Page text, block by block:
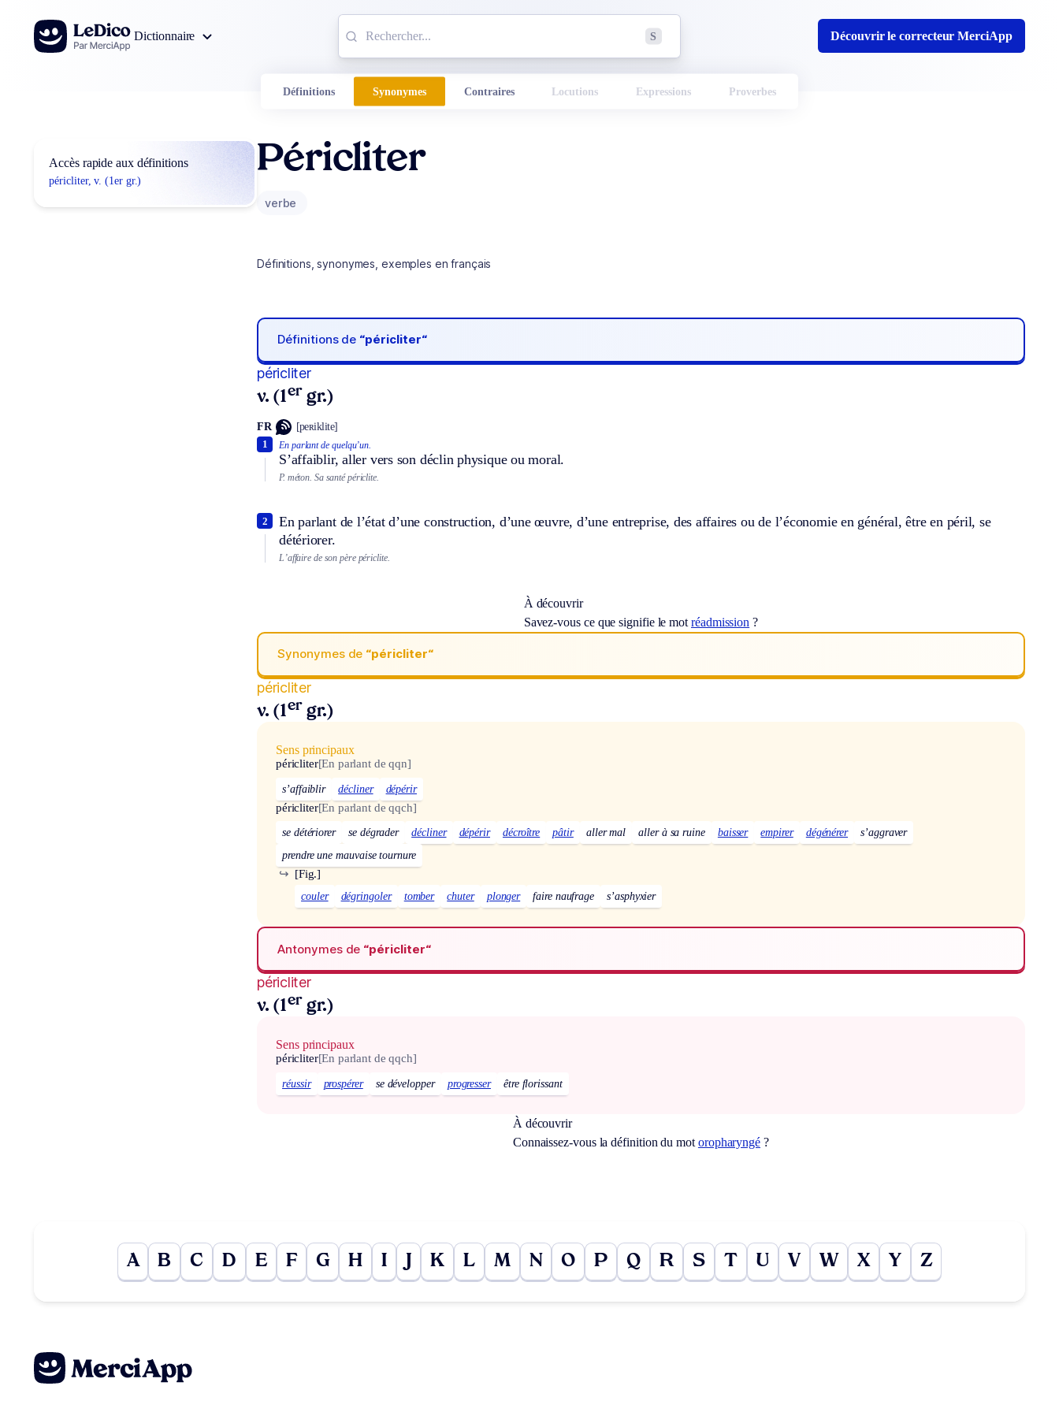
Aller au contenu
Dictionnaire
S Découvrir le correcteur MerciApp
Définitions Synonymes Contraires Locutions Expressions Proverbes
Accès rapide aux définitions
péricliter, v. (1er gr.)
Péricliter
verbe
Définitions, synonymes, exemples en français
Définitions de “péricliter“
péricliter
v. (1er gr.)
FR [peʀiklite]
En parlant de quelqu’un.
S’affaiblir, aller vers son déclin physique ou moral.
1
P. méton. Sa santé périclite.
En parlant de l’état d’une construction, d’une œuvre, d’une entreprise, des affaires ou de l’économie en général, être en péril, se
détériorer.
2
L’affaire de son père périclite.
À découvrir
Savez-vous ce que signifie le motréadmission ?
Synonymes de “péricliter“
péricliter
v. (1er gr.)
Sens principaux
péricliter[En parlant de qqn]
s’affaiblir décliner dépérir
péricliter[En parlant de qqch]
se détériorer se dégrader décliner dépérir décroître pâtir aller mal aller à sa ruine baisser empirer dégénérer
s’aggraver
prendre une mauvaise tournure
[Fig.]
↪
couler dégringoler tomber chuter plonger faire naufrage s’asphyxier
Antonymes de “péricliter“
péricliter
v. (1er gr.)
Sens principaux
péricliter[En parlant de qqch]
réussir prospérer se développer progresser être florissant
À découvrir
Connaissez-vous la définition du mot oropharyngé ?
A B C D E F G H I J K L M N O P Q R S T U V W X Y Z